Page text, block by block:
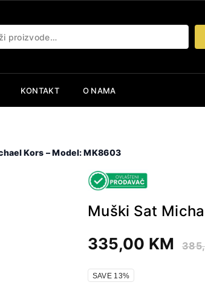
KONTAKT O NAMA
Kors – Model: MK8603
Muški Sat
335,00 KM
SAVE 13%